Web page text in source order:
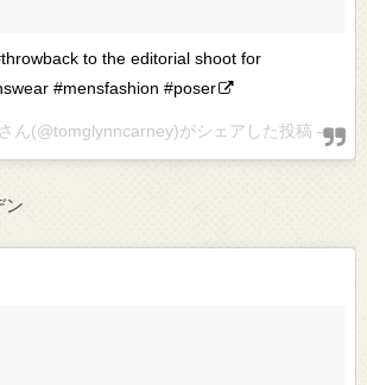
to the editorial shoot for
#mensfashion #poser
Tom Glynn-Carneyさん(@tomglynncarney)がシェアした投稿 –
ン